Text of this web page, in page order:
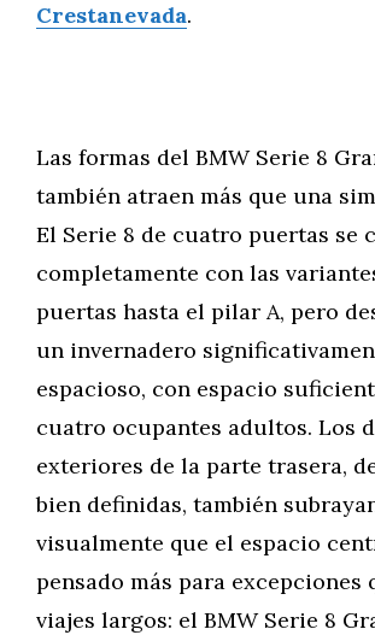
Crestanevada.
Las formas del BMW Serie 8
también atraen más que una
El Serie 8 de cuatro puertas se
completamente con las
puertas hasta el pilar A, pero
un invernadero
espacioso, con espacio
cuatro ocupantes adultos. Los
exteriores de la parte trasera,
bien definidas, también
visualmente que el espacio
pensado más para excepciones
viajes largos: el BMW Serie 8